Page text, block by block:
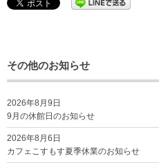
その他のお知らせ
2026年8月9日
9月の休館日のお知らせ
2026年8月6日
カフェこすもす夏季休業のお知らせ